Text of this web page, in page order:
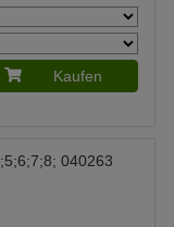
Kaufen
040263